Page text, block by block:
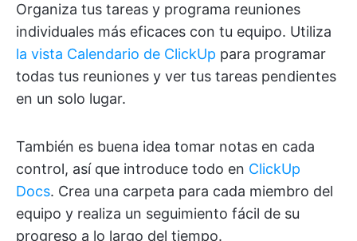
Organiza tus tareas y programa reuniones
individuales más eficaces con tu equipo. Utiliza
la vista Calendario de ClickUp para programar
todas tus reuniones y ver tus tareas pendientes
en un solo lugar.
También es buena idea tomar notas en cada
control, así que introduce todo en ClickUp
Docs. Crea una carpeta para cada miembro del
equipo y realiza un seguimiento fácil de su
progreso a lo largo del tiempo.